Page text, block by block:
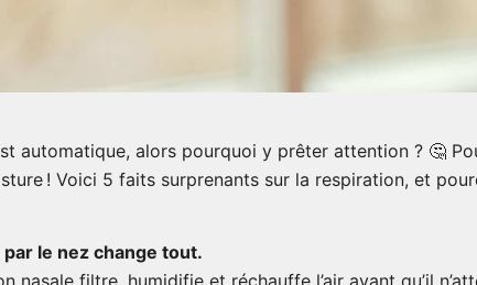
automatique, alors pourquoi y prêter attention ? 🤔
! Voici 5 faits surprenants sur la respiration, et
par le nez change tout.
nasale filtre, humidifie et réchauffe l’air avant qu’il